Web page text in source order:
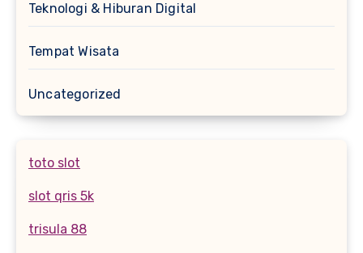
Teknologi & Hiburan Digital
Tempat Wisata
Uncategorized
toto slot
slot qris 5k
trisula 88